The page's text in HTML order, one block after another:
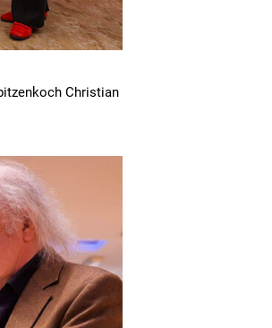
Christian